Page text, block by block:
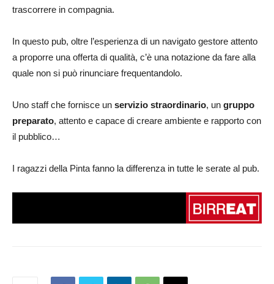
trascorrere in compagnia.
In questo pub, oltre l’esperienza di un navigato gestore attento
a proporre una offerta di qualità, c’è una notazione da fare alla
quale non si può rinunciare frequentandolo.
Uno staff che fornisce un servizio straordinario, un gruppo
preparato, attento e capace di creare ambiente e rapporto con
il pubblico…
I ragazzi della Pinta fanno la differenza in tutte le serate al pub.